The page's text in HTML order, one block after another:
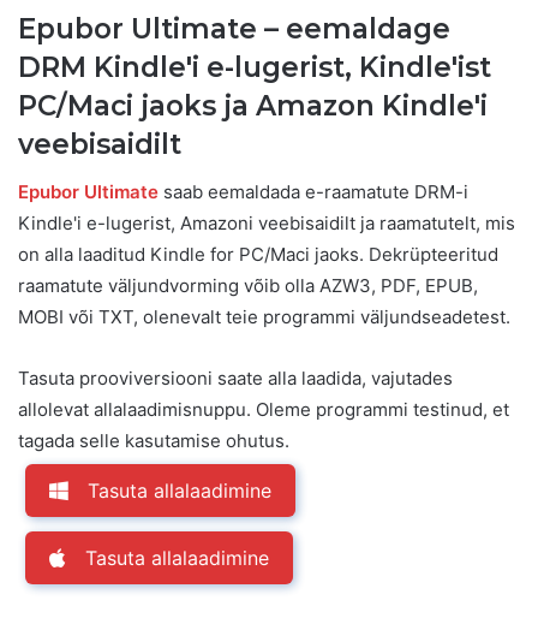
Epubor Ultimate – eemaldage
DRM Kindle'i e-lugerist, Kindle'ist
PC/Maci jaoks ja Amazon Kindle'i
veebisaidilt
Epubor Ultimate saab eemaldada e-raamatute DRM-i
Kindle'i e-lugerist, Amazoni veebisaidilt ja raamatutelt, mis
on alla laaditud Kindle for PC/Maci jaoks. Dekrüpteeritud
raamatute väljundvorming võib olla AZW3, PDF, EPUB,
MOBI või TXT, olenevalt teie programmi väljundseadetest.
Tasuta prooviversiooni saate alla laadida, vajutades
allolevat allalaadimisnuppu. Oleme programmi testinud, et
tagada selle kasutamise ohutus.
Tasuta allalaadimine
Tasuta allalaadimine